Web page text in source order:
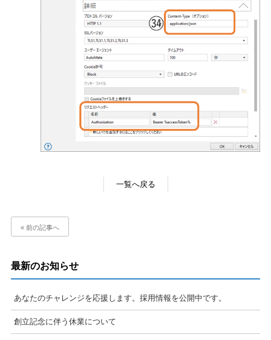
一覧へ戻る
« 前の記事へ
最新のお知らせ
あなたのチャレンジを応援します。採用情報を公開中です。
創立記念に伴う休業について